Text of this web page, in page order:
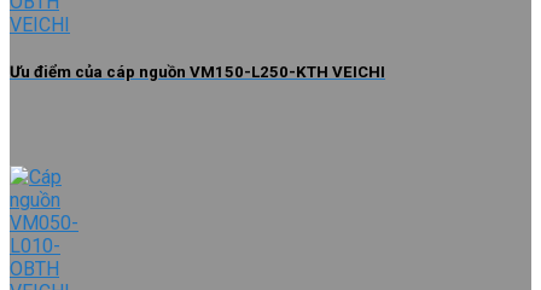
Ưu điểm của cáp nguồn VM150-L250-KTH VEICHI